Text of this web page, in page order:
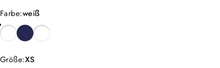
Farbe
Farbe:weiß
Größe
Größe:XS